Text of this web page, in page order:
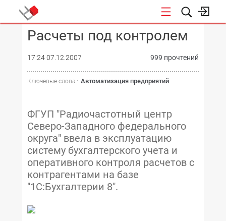
КОНФЕРЕНЦИИ
Расчеты под контролем
17:24 07.12.2007 999 прочтений
Ключевые слова : Автоматизация предприятий
ФГУП "Радиочастотный центр
Северо-Западного федерального
округа" ввела в эксплуатацию
систему бухгалтерского учета и
оперативного контроля расчетов с
контрагентами на базе
"1С:Бухгалтерии 8".